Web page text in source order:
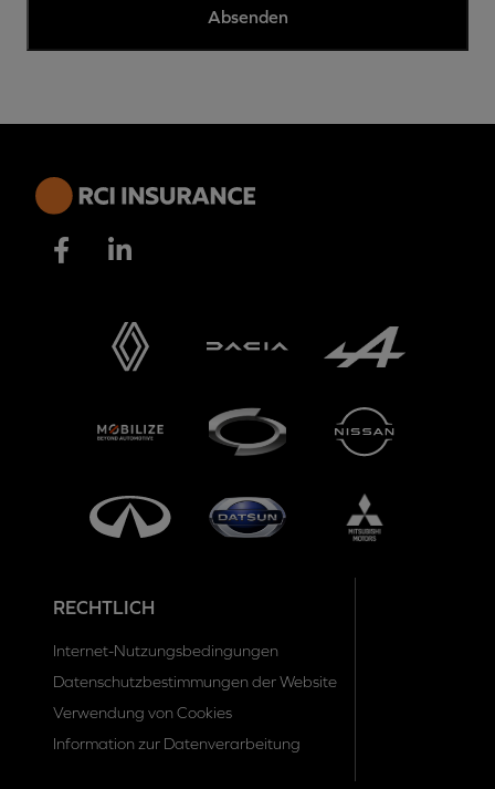
RECHTLICH
Internet-Nutzungsbedingungen
Datenschutzbestimmungen der Website
Verwendung von Cookies
Information zur Datenverarbeitung